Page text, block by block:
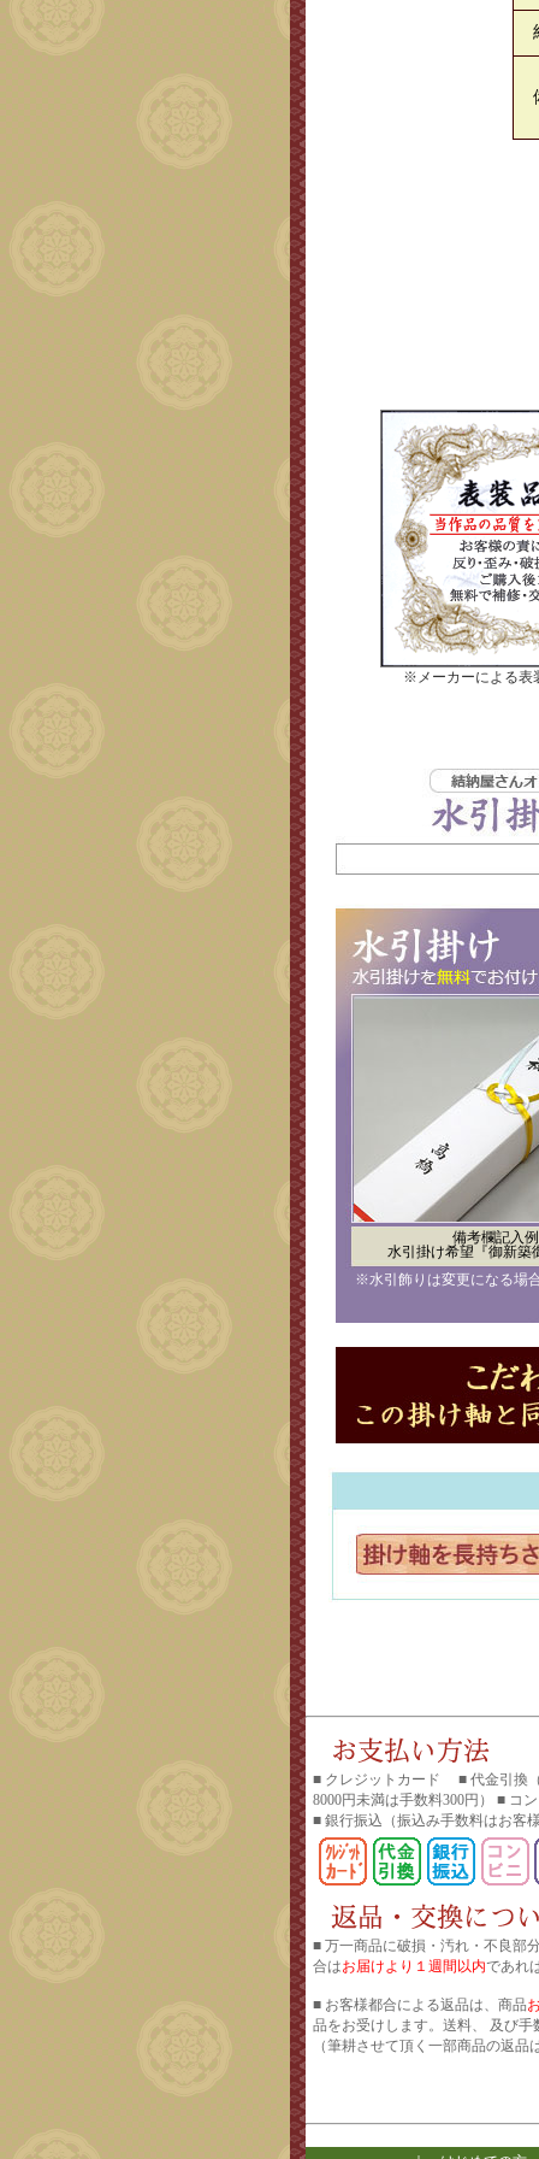
※メーカーによる表
備考欄記入
水引掛け希望『御新築
※水引飾りは変更になる場
■ クレジットカード ■ 代金引換
8000円未満は手数料300円） ■ コ
■ 銀行振込 （振込み手数料はお客
■ 万一商品に破損・汚れ・不良部
合はお届けより１週間以内であれ
■ お客様都合による返品は、商品
品をお受けします。送料、 及び
（筆耕させて頂く一部商品の返品